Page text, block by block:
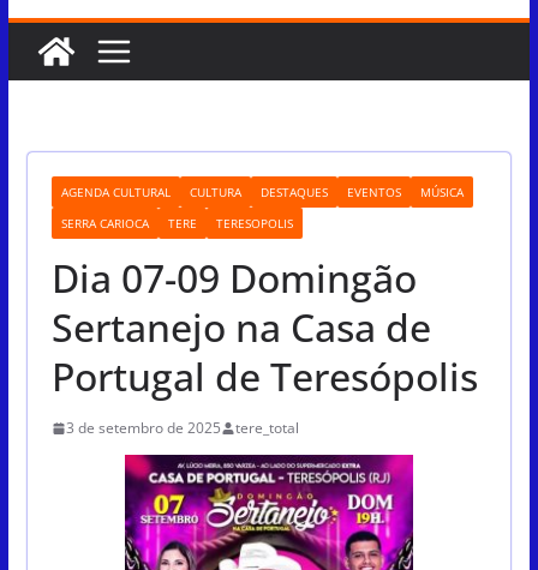
AGENDA CULTURAL CULTURA DESTAQUES EVENTOS
MÚSICA
SERRA CARIOCA
TERE TERESOPOLIS
Dia 07-09 Domingão
Sertanejo na Casa de
Portugal de Teresópolis
3 de setembro de 2025 tere_total